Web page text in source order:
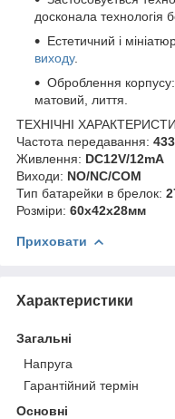
досконала технологія
Естетичний і
виходу.
Оброблення корпусу:
матовий, лиття.
ТЕХНІЧНІ
Частота передавання:
Живлення: DC12V/12mA
Виходи: NO/NC/COM
Тип батарейки в брелок:
Розміри: 60x42x28мм
Приховати
Характеристики
Загальні
Напруга
Гарантійний термін
Основні